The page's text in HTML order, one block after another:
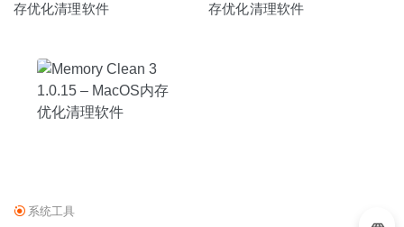
存优化清理软件
存优化清理软件
系统工具